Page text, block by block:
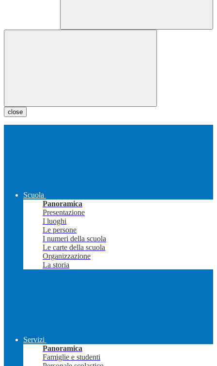
close
Scuola
Panoramica
Presentazione
I luoghi
Le persone
I numeri della scuola
Le carte della scuola
Organizzazione
La storia
Servizi
Panoramica
Famiglie e studenti